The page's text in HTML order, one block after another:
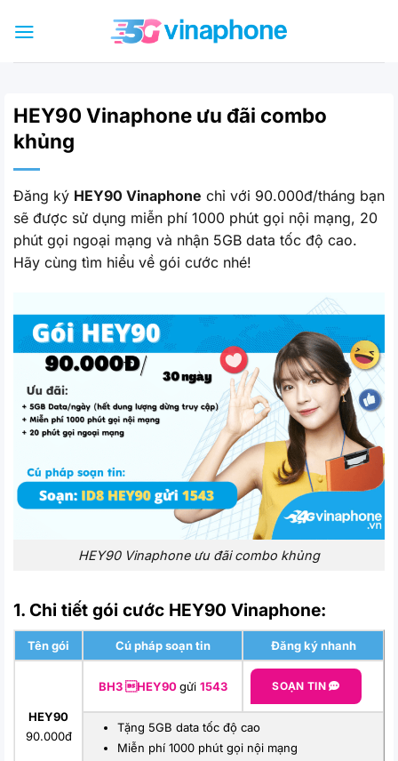
qua
HEY90 Vinaphone ưu đãi combo
khủng
Đăng ký HEY90 Vinaphone chỉ với 90.000đ/tháng bạn
sẽ được sử dụng miễn phí 1000 phút gọi nội mạng, 20
phút gọi ngoại mạng và nhận 5GB data tốc độ cao.
Hãy cùng tìm hiểu về gói cước nhé!
HEY90 Vinaphone ưu đãi combo khủng
1. Chi tiết gói cước HEY90 Vinaphone:
Tên gói Cú pháp soạn tin Đăng ký nhanh
HEY90
90.000đ
BH3 HEY90gửi 1543 SOẠN TIN
Tặng 5GB data tốc độ cao
Miễn phí 1000 phút gọi nội mạng